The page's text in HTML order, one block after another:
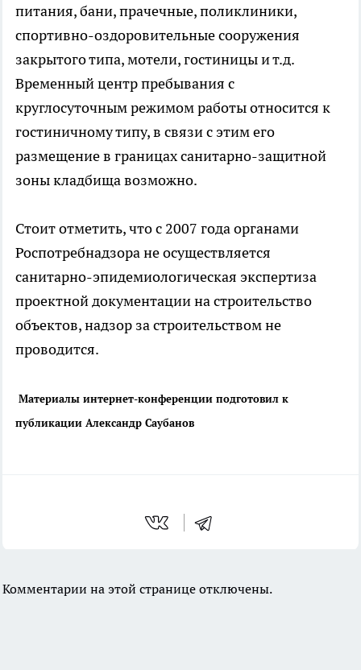
питания, бани, прачечные, поликлиники,
спортивно-оздоровительные сооружения
закрытого типа, мотели, гостиницы и т.д.
Временный центр пребывания с
круглосуточным режимом работы относится к
гостиничному типу, в связи с этим его
размещение в границах санитарно-защитной
зоны кладбища возможно.
Стоит отметить, что с 2007 года органами
Роспотребнадзора не осуществляется
санитарно-эпидемиологическая экспертиза
проектной документации на строительство
объектов, надзор за строительством не
проводится.
Материалы интернет-конференции подготовил к
публикации Александр Саубанов
Комментарии на этой странице отключены.